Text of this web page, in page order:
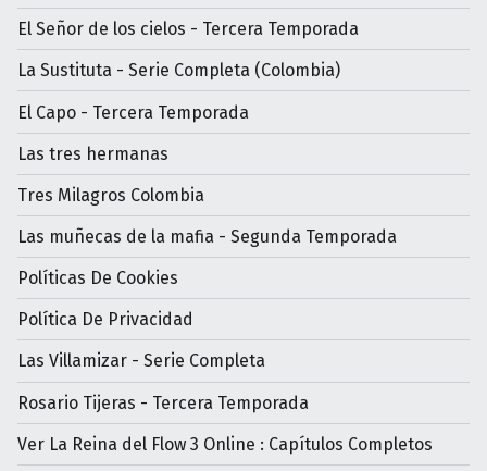
El Señor de los cielos - Tercera Temporada
La Sustituta - Serie Completa (Colombia)
El Capo - Tercera Temporada
Las tres hermanas
Tres Milagros Colombia
Las muñecas de la mafia - Segunda Temporada
Políticas De Cookies
Política De Privacidad
Las Villamizar - Serie Completa
Rosario Tijeras - Tercera Temporada
Ver La Reina del Flow 3 Online : Capítulos Completos